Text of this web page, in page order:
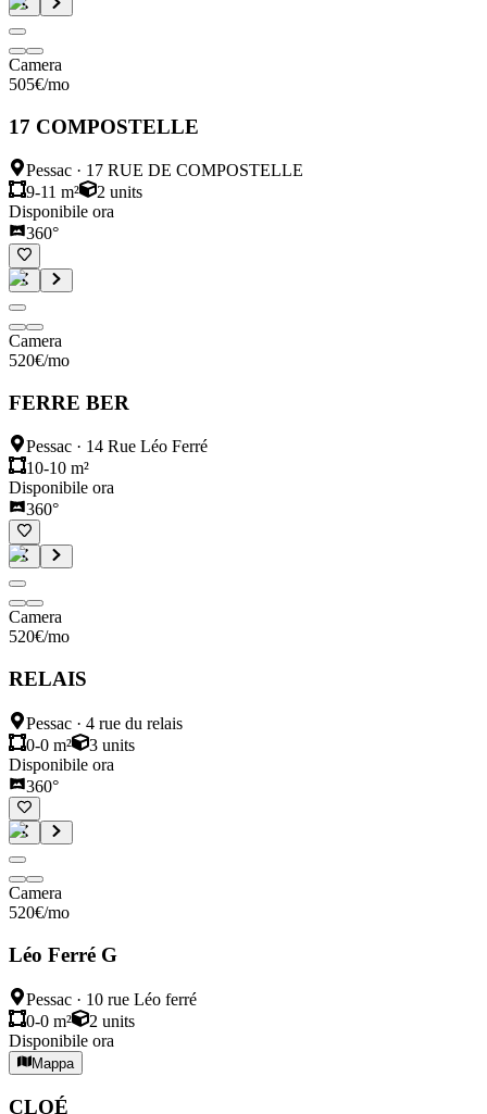
Camera
505€/mo
17 COMPOSTELLE
Pessac · 17 RUE DE COMPOSTELLE
9-11 m²
2 units
Disponibile ora
360°
Camera
520€/mo
FERRE BER
Pessac · 14 Rue Léo Ferré
10-10 m²
Disponibile ora
360°
Camera
520€/mo
RELAIS
Pessac · 4 rue du relais
0-0 m²
3 units
Disponibile ora
360°
Camera
520€/mo
Léo Ferré G
Pessac · 10 rue Léo ferré
0-0 m²
2 units
Disponibile ora
Mappa
CLOÉ